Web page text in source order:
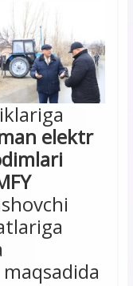
elektr